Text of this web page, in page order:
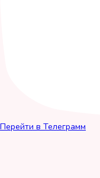
Перейти в Телеграмм